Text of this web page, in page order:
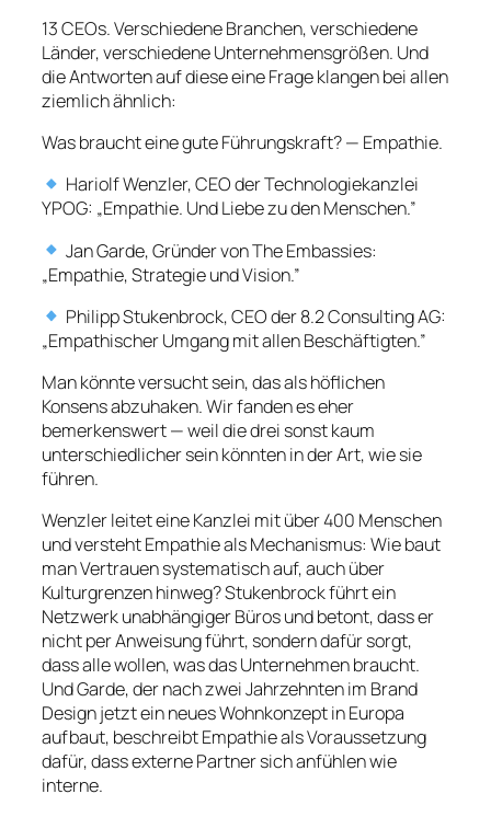
13 CEOs. Verschiedene Branchen, verschiedene
Länder, verschiedene Unternehmensgrößen. Und
die Antworten auf diese eine Frage klangen bei allen
ziemlich ähnlich:
Was braucht eine gute Führungskraft? — Empathie.
Hariolf Wenzler, CEO der Technologiekanzlei
YPOG: „Empathie. Und Liebe zu den Menschen.”
Jan Garde, Gründer von The Embassies:
„Empathie, Strategie und Vision.”
Philipp Stukenbrock, CEO der 8.2 Consulting AG:
„Empathischer Umgang mit allen Beschäftigten.”
Man könnte versucht sein, das als höflichen
Konsens abzuhaken. Wir fanden es eher
bemerkenswert — weil die drei sonst kaum
unterschiedlicher sein könnten in der Art, wie sie
führen.
Wenzler leitet eine Kanzlei mit über 400 Menschen
und versteht Empathie als Mechanismus: Wie baut
man Vertrauen systematisch auf, auch über
Kulturgrenzen hinweg? Stukenbrock führt ein
Netzwerk unabhängiger Büros und betont, dass er
nicht per Anweisung führt, sondern dafür sorgt,
dass alle wollen, was das Unternehmen braucht.
Und Garde, der nach zwei Jahrzehnten im Brand
Design jetzt ein neues Wohnkonzept in Europa
aufbaut, beschreibt Empathie als Voraussetzung
dafür, dass externe Partner sich anfühlen wie
interne.